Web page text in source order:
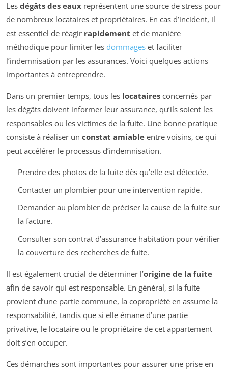
Les dégâts des eaux représentent une source de stress pour
de nombreux locataires et propriétaires. En cas d’incident, il
est essentiel de réagir rapidement et de manière
méthodique pour limiter les dommages et faciliter
l’indemnisation par les assurances. Voici quelques actions
importantes à entreprendre.
Dans un premier temps, tous les locataires concernés par
les dégâts doivent informer leur assurance, qu’ils soient les
responsables ou les victimes de la fuite. Une bonne pratique
consiste à réaliser un constat amiable entre voisins, ce qui
peut accélérer le processus d’indemnisation.
Prendre des photos de la fuite dès qu’elle est détectée.
Contacter un plombier pour une intervention rapide.
Demander au plombier de préciser la cause de la fuite sur
la facture.
Consulter son contrat d’assurance habitation pour vérifier
la couverture des recherches de fuite.
Il est également crucial de déterminer l’origine de la fuite
afin de savoir qui est responsable. En général, si la fuite
provient d’une partie commune, la copropriété en assume la
responsabilité, tandis que si elle émane d’une partie
privative, le locataire ou le propriétaire de cet appartement
doit s’en occuper.
Ces démarches sont importantes pour assurer une prise en